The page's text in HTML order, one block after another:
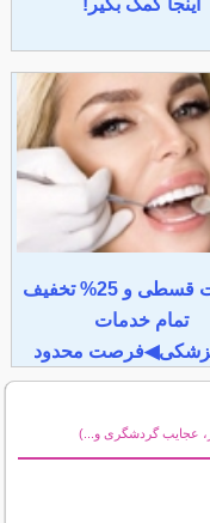
پرداخت قسطی و 25% تخفیف
تمام خدمات
محدود
عجایب گردشگری و...)